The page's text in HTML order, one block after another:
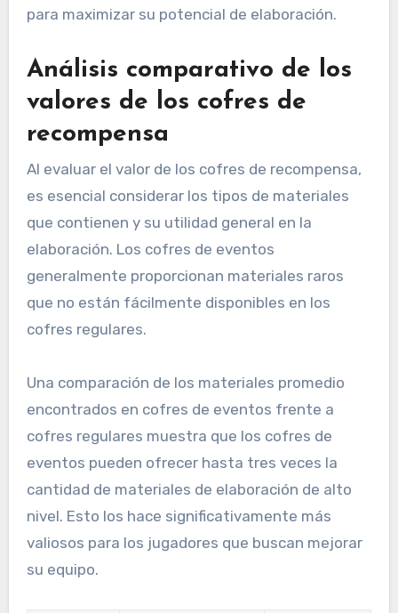
para maximizar su potencial de elaboración.
Análisis comparativo de los
valores de los cofres de
recompensa
Al evaluar el valor de los cofres de recompensa,
es esencial considerar los tipos de materiales
que contienen y su utilidad general en la
elaboración. Los cofres de eventos
generalmente proporcionan materiales raros
que no están fácilmente disponibles en los
cofres regulares.
Una comparación de los materiales promedio
encontrados en cofres de eventos frente a
cofres regulares muestra que los cofres de
eventos pueden ofrecer hasta tres veces la
cantidad de materiales de elaboración de alto
nivel. Esto los hace significativamente más
valiosos para los jugadores que buscan mejorar
su equipo.